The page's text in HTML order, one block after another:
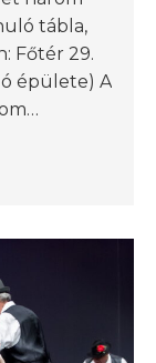
tábla,
Főtér 29.
épülete) A